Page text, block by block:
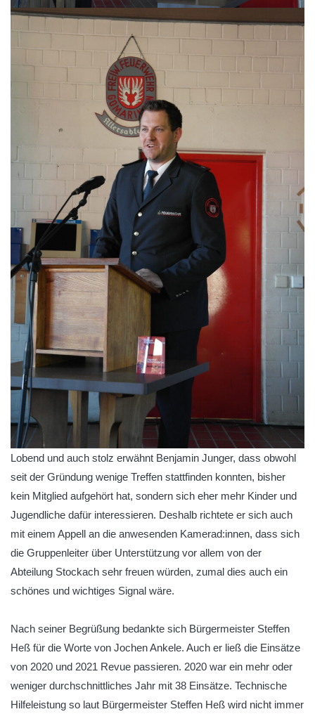
Lobend und auch stolz erwähnt Benjamin Junger, dass obwohl
seit der Gründung wenige Treffen stattfinden konnten, bisher
kein Mitglied aufgehört hat, sondern sich eher mehr Kinder und
Jugendliche dafür interessieren. Deshalb richtete er sich auch
mit einem Appell an die anwesenden Kamerad:innen, dass sich
die Gruppenleiter über Unterstützung vor allem von der
Abteilung Stockach sehr freuen würden, zumal dies auch ein
schönes und wichtiges Signal wäre.
Nach seiner Begrüßung bedankte sich Bürgermeister Steffen
Heß für die Worte von Jochen Ankele. Auch er ließ die Einsätze
von 2020 und 2021 Revue passieren. 2020 war ein mehr oder
weniger durchschnittliches Jahr mit 38 Einsätze. Technische
Hilfeleistung so laut Bürgermeister Steffen Heß wird nicht immer